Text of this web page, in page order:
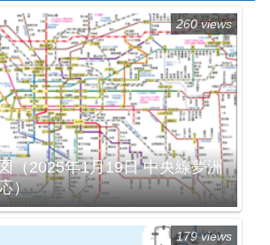
（2025年1月19日 中央線夢洲
）
260 views
179 views